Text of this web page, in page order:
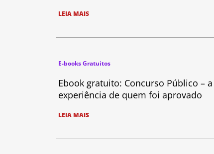
LEIA MAIS
E-books Gratuitos
Ebook gratuito: Concurso Público – a
experiência de quem foi aprovado
LEIA MAIS